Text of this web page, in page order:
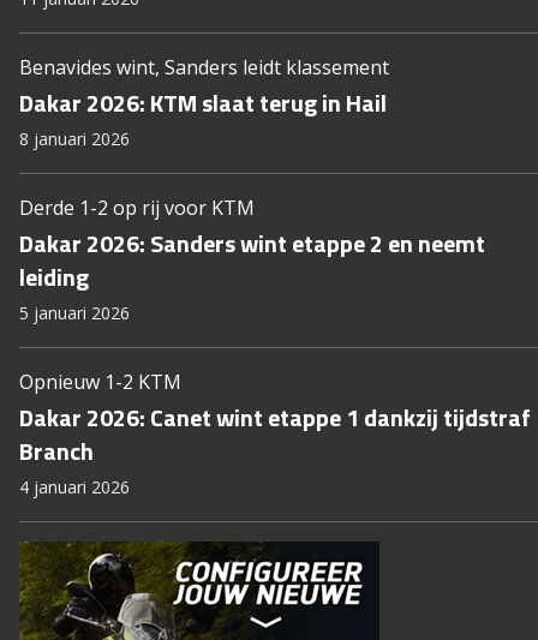
Benavides wint, Sanders leidt klassement
Dakar 2026: KTM slaat terug in Hail
8 januari 2026
Derde 1-2 op rij voor KTM
Dakar 2026: Sanders wint etappe 2 en neemt
leiding
5 januari 2026
Opnieuw 1-2 KTM
Dakar 2026: Canet wint etappe 1 dankzij tijdstraf
Branch
4 januari 2026